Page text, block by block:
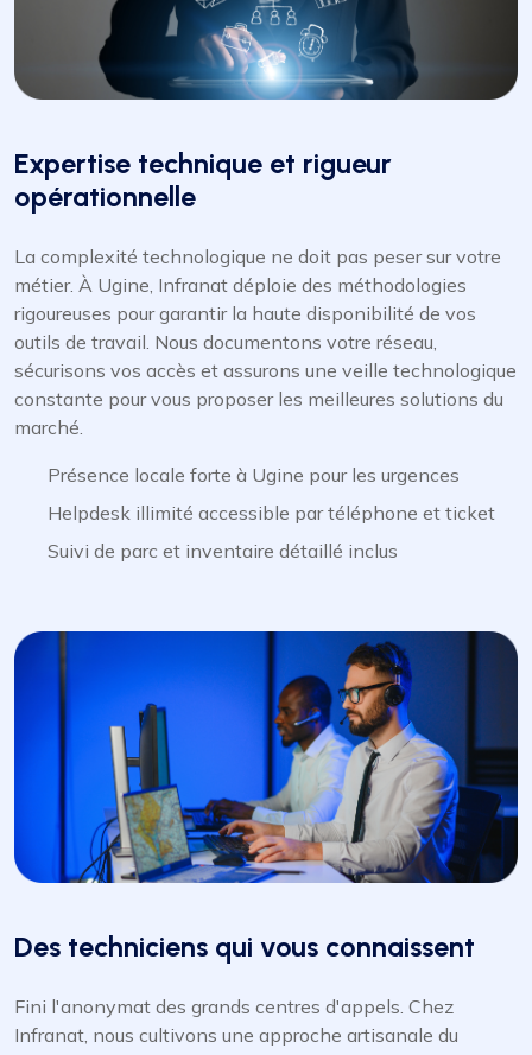
Expertise technique et rigueur
opérationnelle
La complexité technologique ne doit pas peser sur votre
métier. À Ugine, Infranat déploie des méthodologies
rigoureuses pour garantir la haute disponibilité de vos
outils de travail. Nous documentons votre réseau,
sécurisons vos accès et assurons une veille technologique
constante pour vous proposer les meilleures solutions du
marché.
Présence locale forte à Ugine pour les urgences
Helpdesk illimité accessible par téléphone et ticket
Suivi de parc et inventaire détaillé inclus
Des techniciens qui vous connaissent
Fini l'anonymat des grands centres d'appels. Chez
Infranat, nous cultivons une approche artisanale du